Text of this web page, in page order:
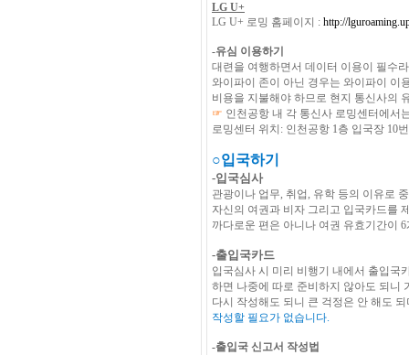
LG U+
LG U+ 로밍 홈페이지 : http://
-유심 이용하기
대련을 여행하면서 데이터 이용이 필수
와이파이 존이 아닌 경우는 와이파이 이
비용을 지불해야 하므로 현지 통신사의
☞ 인천공항 내 각 통신사 로밍센터에서
로밍센터 위치 : 인천공항 1층 입국장 10
○입국하기
-입국심사
관광이나 업무, 취업, 유학 등의 이유로
자신의 여권과 비자 그리고 입국카드를
까다로운 편은 아니나 여권 유효기간이 6
-출입국카드
입국심사 시 미리 비행기 내에서 출입국
하면 나중에 따로 준비하지 않아도 되니
다시 작성해도 되니 큰 걱정은 안 해도
작성할 필요가 없습니다.
-출입국 신고서 작성법